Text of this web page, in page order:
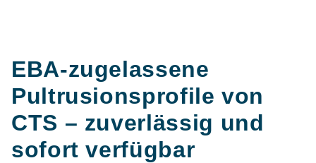
EBA-zugelassene
Pultrusionsprofile von
CTS – zuverlässig und
sofort verfügbar